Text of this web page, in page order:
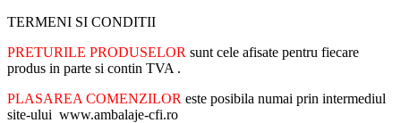
TERMENI SI CONDITII
PRETURILE PRODUSELOR sunt cele afisate pentru fiecare
produs in parte si contin TVA .
PLASAREA COMENZILOR este posibila numai prin intermediul
site-ului www.ambalaje-cfi.ro